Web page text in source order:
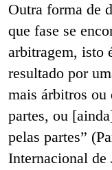
Outra forma de
que fase se
arbitragem, isto
resultado por
mais árbitros ou
partes, ou
pelas partes”
Internacional de